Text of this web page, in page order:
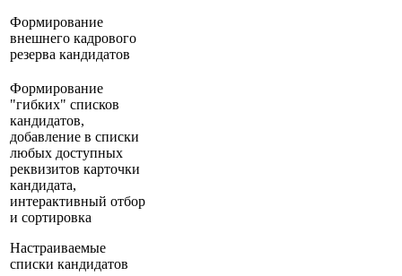
Формирование
внешнего кадрового
резерва кандидатов
Формирование
"гибких" списков
кандидатов,
добавление в списки
любых доступных
реквизитов карточки
кандидата,
интерактивный отбор
и сортировка
Настраиваемые
списки кандидатов